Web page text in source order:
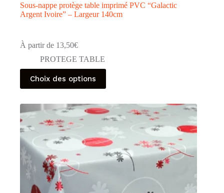
Sous-nappe protège table imprimé PVC “Galactic
Argent Ivoire” – Largeur 140cm
À partir de 13,50€
PROTEGE TABLE
Choix des options
Ce
produit
a
variations.
Les
options
peuvent
être
choisies
sur